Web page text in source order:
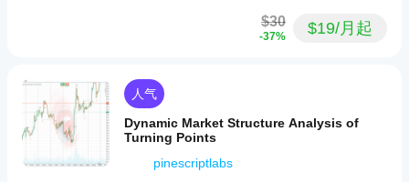
$30
-37% $19/月起
人气
Dynamic Market Structure Analysis of
Turning Points
pinescriptlabs